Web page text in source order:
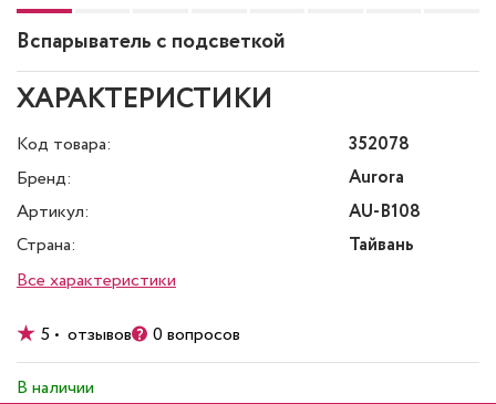
Вспарыватель с подсветкой
ХАРАКТЕРИСТИКИ
Код товара:
352078
Бренд:
Aurora
Артикул:
AU-B108
Страна:
Тайвань
Все характеристики
5 • отзывов 0 вопросов
В наличии